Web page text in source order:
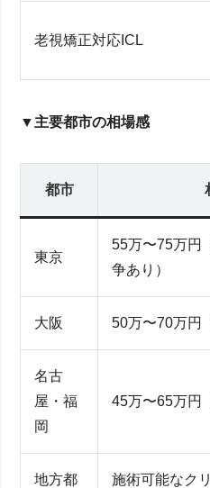
老視矯正対応ICL
▼主要都市の相場感
都市
東京
55万〜75万円
争あり）
大阪 50万〜70万円
名古
屋・福
岡
45万〜65万円
地方都
施術可能なク